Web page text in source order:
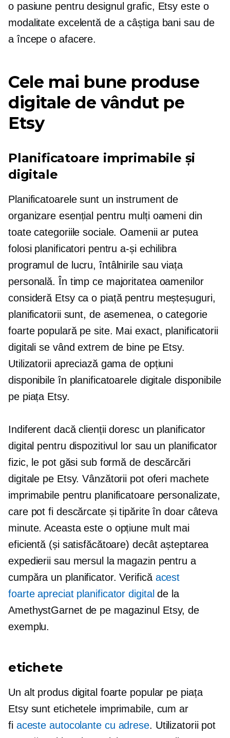
o pasiune pentru designul grafic, Etsy este o
modalitate excelentă de a câștiga bani sau de
a începe o afacere.
Cele mai bune produse
digitale de vândut pe
Etsy
Planificatoare imprimabile și
digitale
Planificatoarele sunt un instrument de
organizare esențial pentru mulți oameni din
toate categoriile sociale. Oamenii ar putea
folosi planificatori pentru a-și echilibra
programul de lucru, întâlnirile sau viața
personală. În timp ce majoritatea oamenilor
consideră Etsy ca o piață pentru meșteșuguri,
planificatorii sunt, de asemenea, o categorie
foarte populară pe site. Mai exact, planificatorii
digitali se vând extrem de bine pe Etsy.
Utilizatorii apreciază gama de opțiuni
disponibile în planificatoarele digitale disponibile
pe piața Etsy.
Indiferent dacă clienții doresc un planificator
digital pentru dispozitivul lor sau un planificator
fizic, le pot găsi sub formă de descărcări
digitale pe Etsy. Vânzătorii pot oferi machete
imprimabile pentru planificatoare personalizate,
care pot fi descărcate și tipărite în doar câteva
minute. Aceasta este o opțiune mult mai
eficientă (și satisfăcătoare) decât așteptarea
expedierii sau mersul la magazin pentru a
cumpăra un planificator. Verifică acest
foarte apreciatplanificator digital de la
AmethystGarnet de pe magazinul Etsy, de
exemplu.
etichete
Un alt produs digital foarte popular pe piața
Etsy sunt etichetele imprimabile, cum ar
fi aceste autocolante cu adrese. Utilizatorii pot